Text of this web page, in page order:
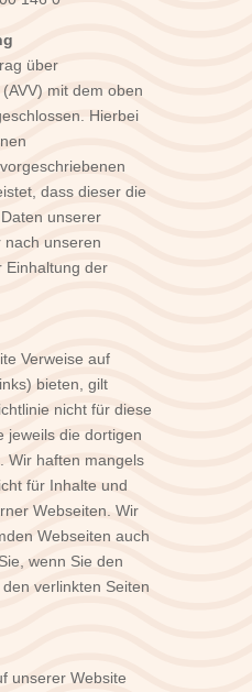
über
mit dem oben
Hierbei
dass dieser die
unserer
nach unseren
Einhaltung der
Verweise auf
bieten, gilt
nicht für diese
jeweils die dortigen
Wir haften mangels
für Inhalte und
Webseiten. Wir
Webseiten auch
wenn Sie den
verlinkten Seiten
unserer Website